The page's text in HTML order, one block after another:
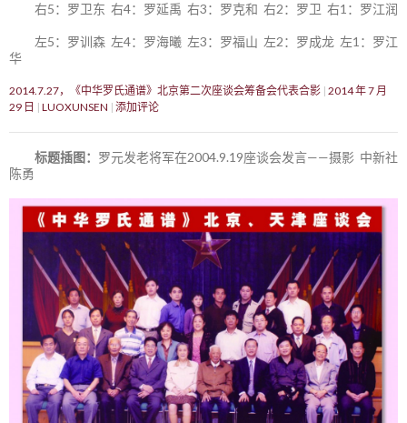
右5：罗卫东 右4：罗延禹 右3：罗克和 右2：罗卫 右1：罗江润
左5：罗训森 左4：罗海曦 左3：罗福山 左2：罗成龙 左1：罗江
华
2014.7.27，《中华罗氏通谱》北京第二次座谈会筹备会代表合影 2014 年 7 月
29 日
LUOXUNSEN 添加评论
标题插图： 罗元发老将军在2004.9.19座谈会发言——摄影 中新社
陈勇